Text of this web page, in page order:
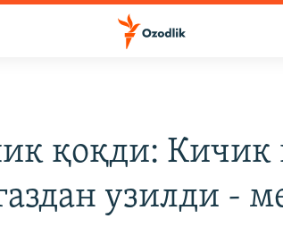
қоқди: Кичик
узилди -